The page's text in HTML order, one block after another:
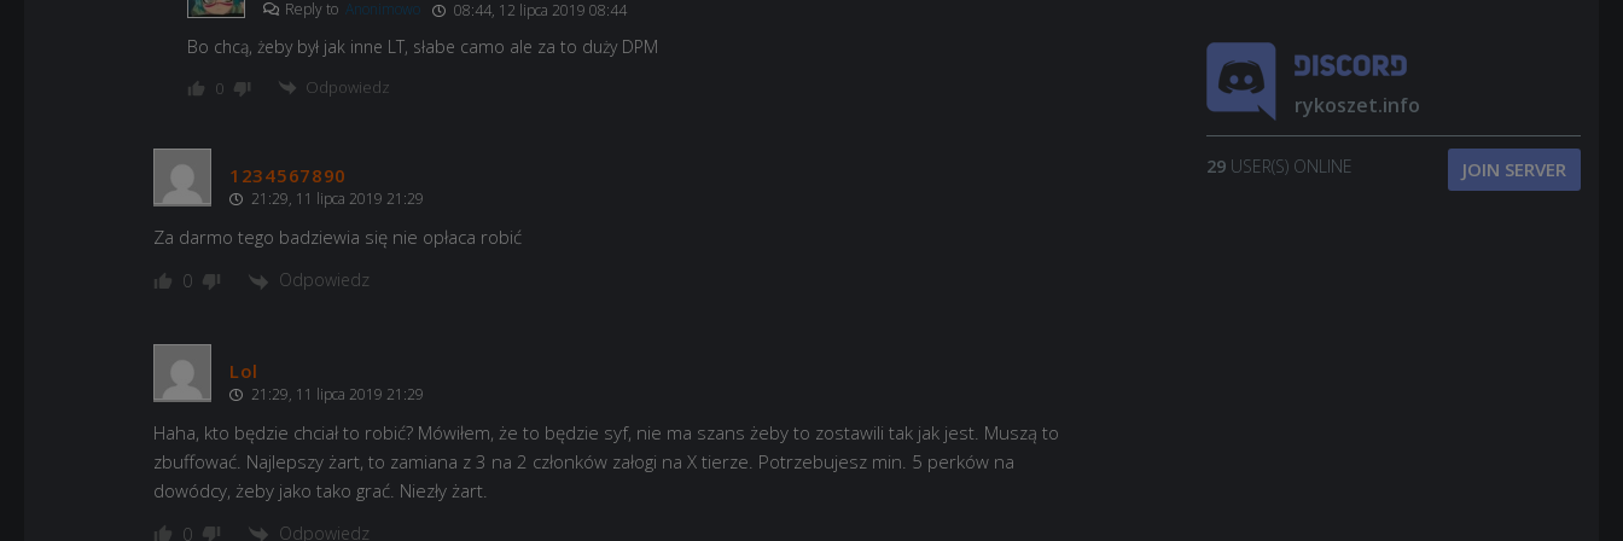
Reply to Anonimowo 08:44, 12 lipca 2019 08:44
Bo chcą, żeby był jak inne LT, słabe camo ale za to duży DPM
0 Odpowiedz
1234567890
21:29, 11 lipca 2019 21:29
Za darmo tego badziewia się nie opłaca robić
0 Odpowiedz
Lol
21:29, 11 lipca 2019 21:29
Haha, kto będzie chciał to robić? Mówiłem, że to będzie syf, nie ma szans żeby to zostawili tak jak jest. Muszą to
zbuffować. Najlepszy żart, to zamiana z 3 na 2 członków załogi na X tierze. Potrzebujesz min. 5 perków na
dowódcy, żeby jako tako grać. Niezły żart.
0 Odpowiedz
rykoszet.info
29 USER(S) ONLINE JOIN SERVER